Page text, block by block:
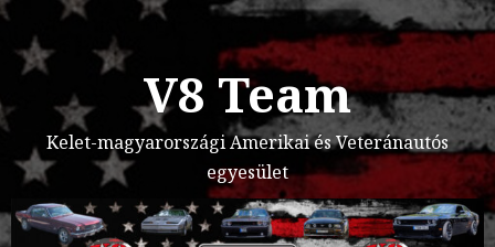
Skip
content
V8 Team
Kelet-magyarországi Amerikai és Veteránautós
egyesület